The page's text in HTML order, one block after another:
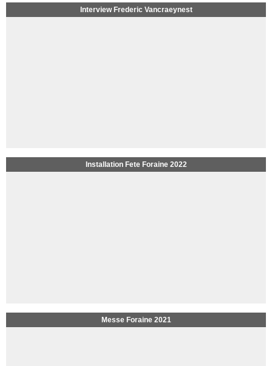
Interview Frederic Vancraeynest
Installation Fete Foraine 2022
Messe Foraine 2021